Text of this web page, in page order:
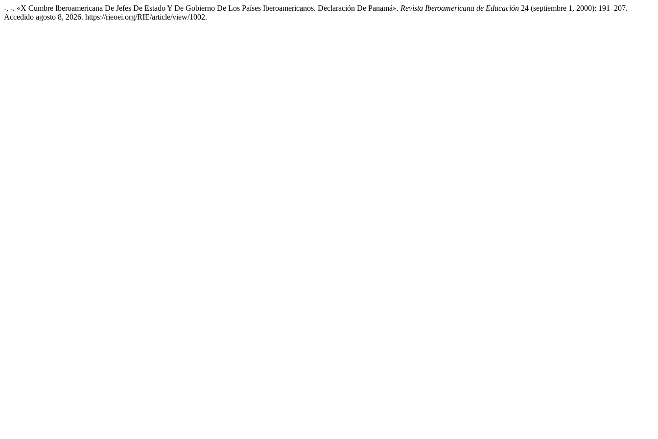
-, -. «X Cumbre Iberoamericana De Jefes De Estado Y De Gobierno De Los Países Iberoamericanos. Declaración De Panamá». Revista Iberoamericana de Educación 24 (septiembre 1, 2000): 191–207.
Accedido agosto 8, 2026. https://rieoei.org/RIE/article/view/1002.